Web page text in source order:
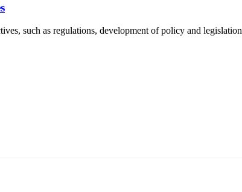
such as regulations, development of policy and legislation